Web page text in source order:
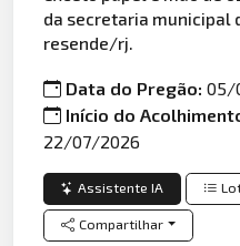
da secretaria municipal
resende/rj.
Data do Pregão:05/
Início do
22/07/2026
Assistente IA
Compartilhar